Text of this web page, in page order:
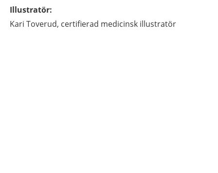
Illustratör:
Kari Toverud, certifierad medicinsk illustratör